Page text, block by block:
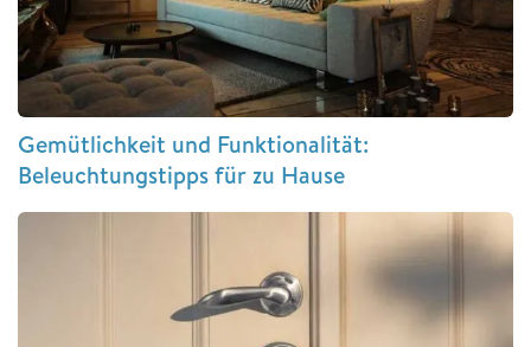
Gemütlichkeit und Funktionalität:
Beleuchtungstipps für zu Hause